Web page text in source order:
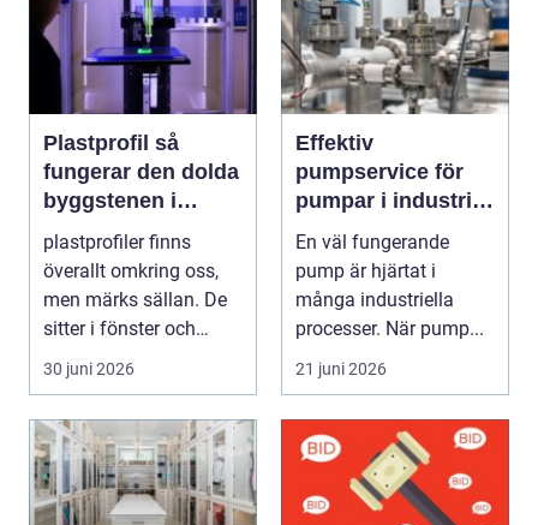
Plastprofil så
fungerar den dolda
byggstenen i
modern industri
plastprofiler finns
överallt omkring oss,
men märks sällan. De
sitter i fönster och
dörrar, i kylskå...
30 juni 2026
Effektiv
pumpservice för
pumpar i industrin
– så undviker du
dyra driftstopp
En väl fungerande
pump är hjärtat i
många industriella
processer. När pump...
21 juni 2026